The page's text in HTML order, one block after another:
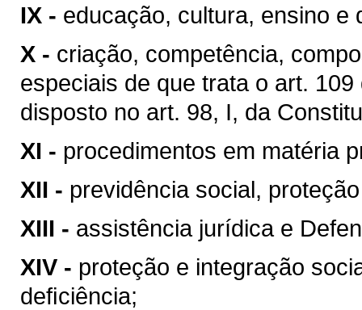
IX - educação, cultura, ensino e
X - criação, competência,
especiais de que trata o art.
disposto no art. 98, I, da
XI - procedimentos em matéria
XII - previdência social,
XIII - assistência jurídica e
XIV - proteção e integração
deﬁciência;